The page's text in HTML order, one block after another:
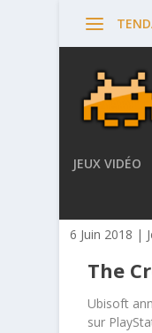
JEUX VIDÉO
6 Juin 2018 |
The
Ubisoft
sur